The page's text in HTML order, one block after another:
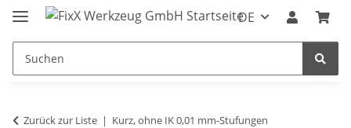
DE
Zurück zur Liste Kurz, ohne IK 0,01 mm-Stufungen